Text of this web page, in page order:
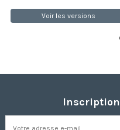
Voir les versions